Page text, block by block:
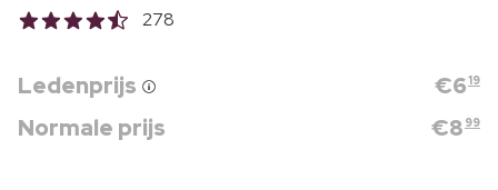
278
Ledenprijs €619
Normale prijs €8 99